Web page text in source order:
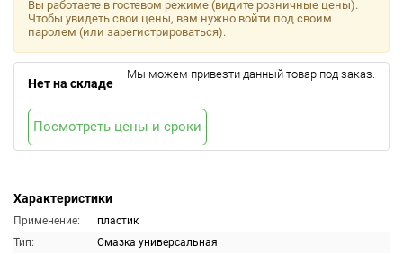
Характеристики
Применение:
пластик
Тип:
Смазка универсальная
Вы работаете в гостевом режиме (видите розничные цены).
Чтобы увидеть свои цены, вам нужно войти под своим
паролем (или зарегистрироваться).
Нет на складе
Мы можем привезти данный товар под заказ.
Посмотреть цены и сроки